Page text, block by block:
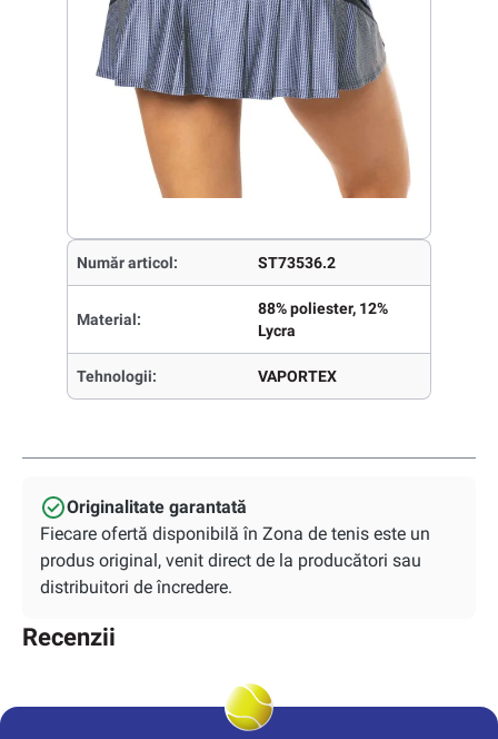
Număr articol: ST73536.2
Material:
88% poliester, 12%
Lycra
Tehnologii: VAPORTEX
Originalitate garantată
Fiecare ofertă disponibilă în Zona de tenis este un
produs original, venit direct de la producători sau
distribuitori de încredere.
Recenzii